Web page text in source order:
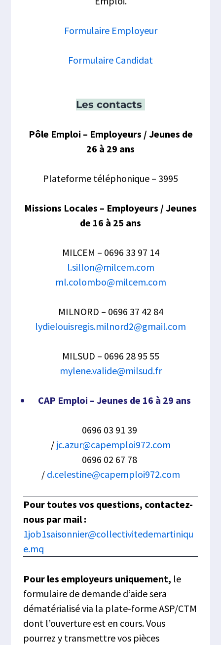
Formulaire Employeur
Formulaire Candidat
Les contacts
Pôle Emploi – Employeurs / Jeunes de
26 à 29 ans
Plateforme téléphonique – 3995
Missions Locales – Employeurs / Jeunes
de 16 à 25 ans
MILCEM – 0696 33 97 14
l.sillon@milcem.com
ml.colombo@milcem.com
MILNORD – 0696 37 42 84
lydielouisregis.milnord2@gmail.com
MILSUD – 0696 28 95 55
mylene.valide@milsud.fr
CAP Emploi – Jeunes de 16 à 29 ans
0696 03 91 39
/ jc.azur@capemploi972.com
0696 02 67 78
/ d.celestine@capemploi972.com
Pour toutes vos questions, contactez-
nous par mail :
1job1saisonnier@collectivitedemartiniqu
e.mq
Pour les employeurs uniquement, le
formulaire de demande d’aide sera
dématérialisé via la plate-forme ASP/CTM
dont l’ouverture est en cours. Vous
pourrez y transmettre vos pièces